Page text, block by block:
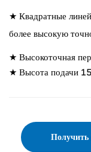
★ Квадратные
более высокую
★ Высокоточная
★ Высота подачи
Получить